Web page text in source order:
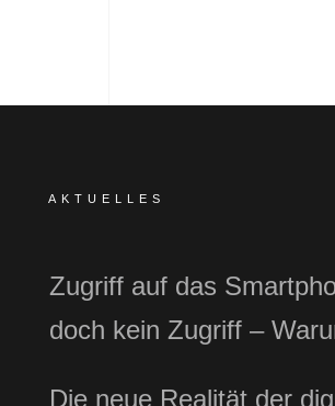
AKTUELLES
Zugriff auf das
doch kein Zugriff –
Die neue Realität der